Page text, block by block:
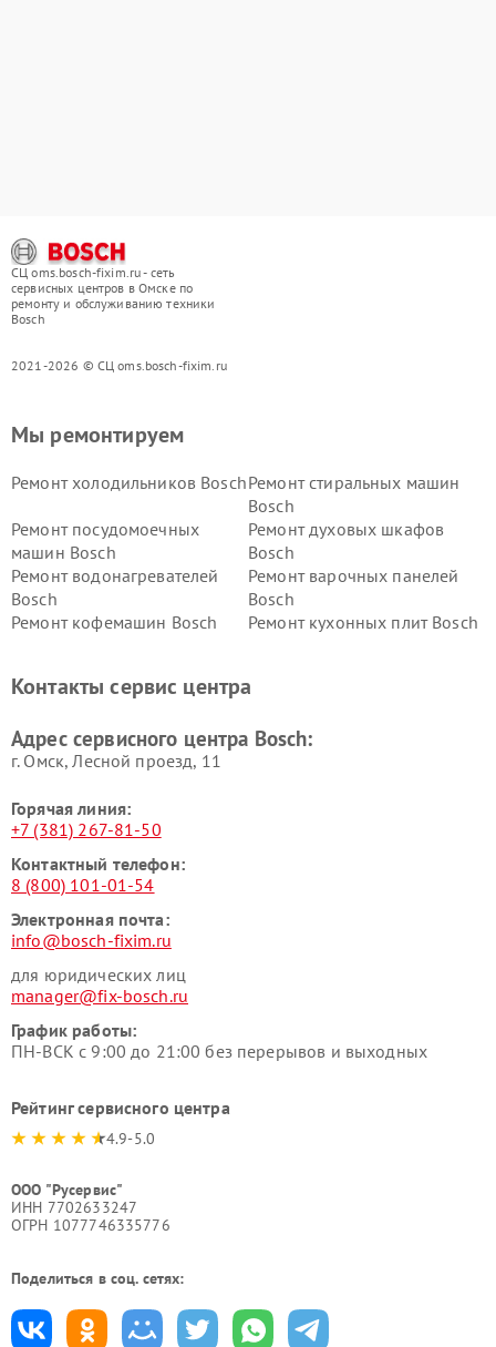
СЦ oms.bosch-fixim.ru - сеть
сервисных центров в Омске по
ремонту и обслуживанию техники
Bosch
2021-2026 © СЦ oms.bosch-fixim.ru
Мы ремонтируем
Ремонт холодильников BoschРемонт стиральных машин
Bosch
Ремонт посудомоечных
машин Bosch
Ремонт духовых шкафов
Bosch
Ремонт водонагревателей
Bosch
Ремонт варочных панелей
Bosch
Ремонт кофемашин Bosch
Ремонт кухонных плит Bosch
Ремонт сушильных автоматовРемонт морозильных камер
Контакты сервис центра
Адрес сервисного центра Bosch:
г. Омск, ​Лесной проезд, 11
Горячая линия:
+7 (381) 267-81-50
Контактный телефон:
8 (800) 101-01-54
Электронная почта:
info@bosch-fixim.ru
для юридических лиц
manager@fix-bosch.ru
График работы:
ПН-ВСК с 9:00 до 21:00 без перерывов и выходных
Рейтинг сервисного центра
4.9-5.0
ООО "Русервис"
ИНН 7702633247
ОГРН 1077746335776
Поделиться в соц. сетях: